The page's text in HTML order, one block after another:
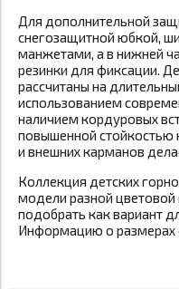
Для дополнительной
снегозащитной юбкой,
манжетами, а в нижней
резинки для фиксации.
рассчитаны на
использованием
наличием кордуровых
повышенной стойкостью
и внешних карманов
Коллекция детских
модели разной
подобрать как вариант
Информацию о размерах